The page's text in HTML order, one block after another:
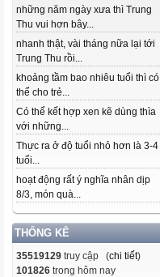
những năm ngày xưa thì Trung
Thu vui hơn bây...
nhanh thật, vài tháng nữa lại tới
Trung Thu rồi...
khoảng tầm bao nhiêu tuổi thì có
thể cho trẻ...
Có thể kết hợp xen kẽ dùng thìa
với những...
Thực ra ở độ tuổi nhỏ hơn là 3-4
tuổi...
hoạt động rất ý nghĩa nhân dịp
8/3, món quà...
THỐNG KÊ
35519129 truy cập (chi tiết)
101826 trong hôm nay